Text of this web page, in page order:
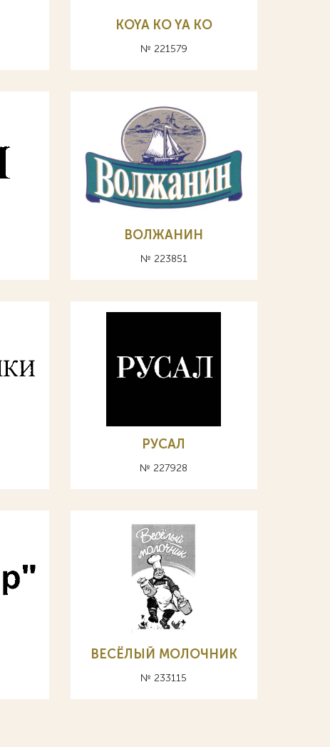
KOYA KO YA КО
№ 221579
ВОЛЖАНИН
№ 223851
РУСАЛ
№ 227928
ВЕСЁЛЫЙ МОЛОЧНИК
№ 233115